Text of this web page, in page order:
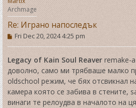
Archmage
Re: Играно напоследък
P
o
s
t
Fri Dec 20, 2024 4:25 pm
Legacy of Kain Soul Reaverremake-
доволно, само ми трябваше малко
oldschool режим, че бях отсвикнал
камера която се забива в стените,
винаги те релоудва в началото на